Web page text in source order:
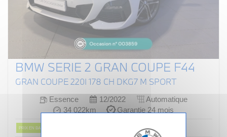
BMW SERIE 2 GRAN COUPE F44
GRAN COUPE 220I 178 CH DKG7 M SPORT
Essence 12/2022
Automatique
34 022km
Garantie 24 mois
PRIX EN BAISSE